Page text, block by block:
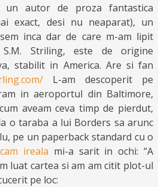
un autor de proza fantastica
exact, desi nu neaparat), un
inca dar de care m-am lipit
Striling, este de origine
stabilit in America. Are si fan
L-am descoperit pe
in aeroportul din Baltimore,
aveam ceva timp de pierdut,
o taraba a lui Borders sa arunc
pe un paperback standard cu o
ireala mi-a sarit in ochi: “A
luat cartea si am am citit plot-ul
pe loc: